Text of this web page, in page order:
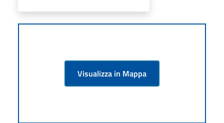
Visualizza in Mappa